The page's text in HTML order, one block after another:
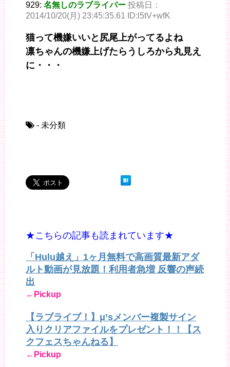
929: 名無しのラブライバー 投稿日：
2014/10/20(月) 23:45:35.61 ID:l5tV+wfK
猫って機嫌いいと尻尾上がってるよね
凛ちゃんの機嫌上げたらうしろから丸見え
に・・・
- 未分類
★こちらの記事も読まれています★
「Hulu越え」1ヶ月無料で高画質最新アダ
ルト動画が見放題！利用者急増 反響の声続
出
←Pickup
【ラブライブ！】μ’sメンバー複製サイン
入りクリアファイルをプレゼント！！【ス
クフェスちゃんねる】
←Pickup